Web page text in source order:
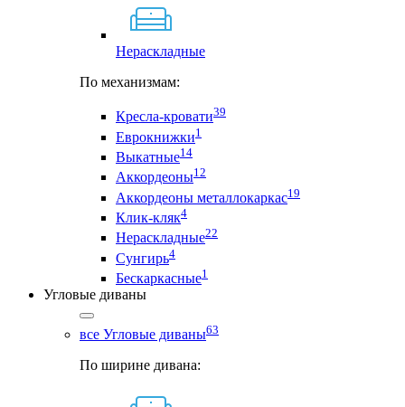
Нераскладные
По механизмам:
Кресла-кровати39
Еврокнижки1
Выкатные14
Аккордеоны12
Аккордеоны металлокаркас19
Клик-кляк4
Нераскладные22
Сунгирь4
Бескаркасные1
Угловые диваны
все Угловые диваны63
По ширине дивана: